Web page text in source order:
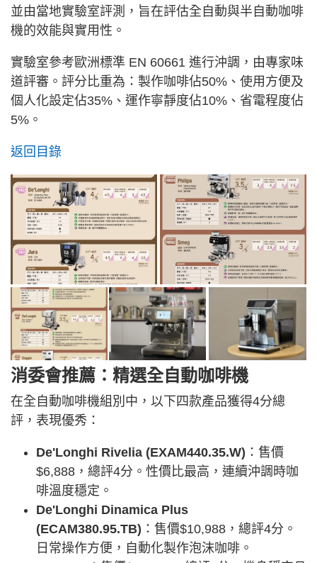
並由當地實驗室評測，旨在評估全自動與半自動咖啡
機的效能與實用性。
實驗室參考歐洲標準 EN 60661 進行沖調，由專家味
道評審。評分比重為：製作咖啡佔50%、使用方便及
個人化設定佔35%、運作寧靜度佔10%、省電程度佔
5%。
返回目錄
消委會推薦：精選全自動咖啡機
在全自動咖啡機組別中，以下四款產品獲得4分總
評，表現優秀：
De'Longhi Rivelia (EXAM440.35.W) ：售價
$6,888，總評4分。性價比最高，連續沖調時咖
啡溫度穩定。
De'Longhi Dinamica Plus
(ECAM380.95.TB) ：售價$10,988，總評4分。
日常操作方便，自動化製作泡沫咖啡。